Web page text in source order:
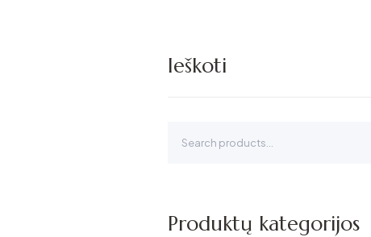
Ieškoti
for:
Produktų kategorijos